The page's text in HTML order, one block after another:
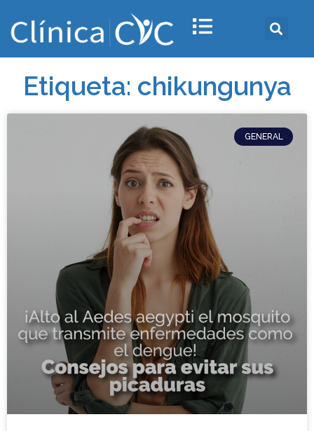
Etiqueta: chikungunya
GENERAL